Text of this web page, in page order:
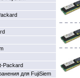
Packard
для FujiSiem